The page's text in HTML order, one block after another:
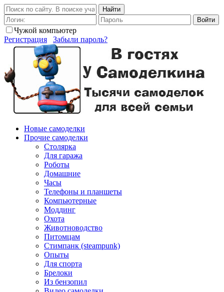
Найти
Войти
Чужой компьютер
Регистрация
Забыли пароль?
Новые самоделки
Прочие самоделки
Столярка
Для гаража
Роботы
Домашние
Часы
Телефоны и планшеты
Компьютерные
Моддинг
Охота
Животноводство
Питомцам
Стимпанк (steampunk)
Опыты
Для спорта
Брелоки
Из бензопил